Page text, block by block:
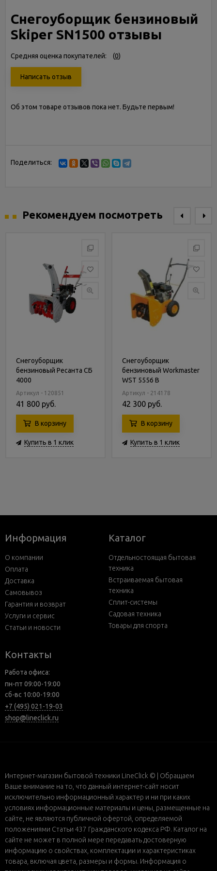
Снегоуборщик бензиновый
Skiper SN1500 отзывы
Средняя оценка покупателей: (0)
Написать отзыв
Об этом товаре отзывов пока нет. Будьте первым!
Поделиться:
Рекомендуем посмотреть
Снегоуборщик
бензиновый Ресанта СБ
4000
Артикул - 120851
41 800 руб.
В корзину
Купить в 1 клик
Снегоуборщик
бензиновый Workmaster
WST 5556 B
Артикул - 214178
42 300 руб.
В корзину
Купить в 1 клик
Информация
О компании
Оплата
Доставка
Самовывоз
Гарантия и возврат
Услуги и сервис
Статьи и новости
Каталог
Отдельностоящая бытовая
техника
Встраиваемая бытовая
техника
Сплит-системы
Садовая техника
Товары для спорта
Контакты
Работа офиса:
пн-пт 09:00-19:00
сб-вс 10:00-19:00
+7 (495) 021-19-03
shop@lineclick.ru
Интернет-магазин бытовой техники LineClick © | Обращаем
Ваше внимание на то, что данный интернет-сайт носит
исключительно информационный характер и ни при каких
условиях информационные материалы и цены, размещенные на
сайте, не являются публичной офертой, определяемой
положениями Статьи 437 Гражданского кодекса РФ. Каталог на
сайте не может в полной мере передавать достоверную
информацию о свойствах, комплектации и характеристиках
товара, включая цвета, размеры и формы. Информация о